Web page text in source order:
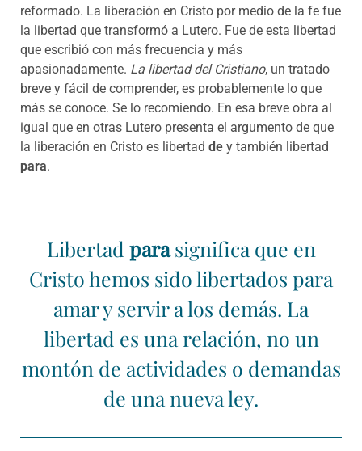
reformado. La liberación en Cristo por medio de la fe fue
la libertad que transformó a Lutero. Fue de esta libertad
que escribió con más frecuencia y más
apasionadamente. La libertad del Cristiano, un tratado
breve y fácil de comprender, es probablemente lo que
más se conoce. Se lo recomiendo. En esa breve obra al
igual que en otras Lutero presenta el argumento de que
la liberación en Cristo es libertad de y también libertad
para.
Libertad parasignifica que en
Cristo hemos sido libertados para
amar y servir a los demás. La
libertad es una relación, no un
montón de actividades o demandas
de una nueva ley.